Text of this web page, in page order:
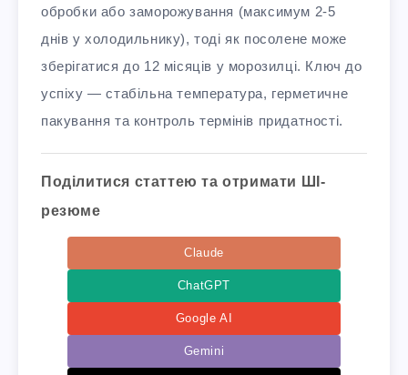
обробки або заморожування (максимум 2-5
днів у холодильнику), тоді як посолене може
зберігатися до 12 місяців у морозилці. Ключ до
успіху — стабільна температура, герметичне
пакування та контроль термінів придатності.
Поділитися статтею та отримати ШІ-
резюме
Claude
ChatGPT
Google AI
Gemini